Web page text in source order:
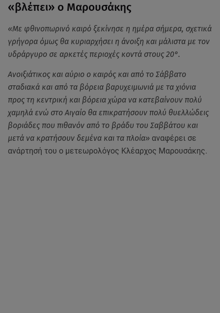
«βλέπει» ο Μαρουσάκης
«Με φθινοπωρινό καιρό ξεκίνησε η ημέρα σήμερα, σχετικά
γρήγορα όμως θα κυριαρχήσει η άνοιξη και μάλιστα με τον
υδράργυρο σε αρκετές περιοχές κοντά στους 20°.
Ανοιξιάτικος και αύριο ο καιρός και από το Σάββατο
σταδιακά και από τα βόρεια βαρυχειμωνιά με τα χιόνια
προς τη κεντρική και βόρεια χώρα να κατεβαίνουν πολύ
χαμηλά ενώ στο Αιγαίο θα επικρατήσουν πολύ θυελλώδεις
βοριάδες που πιθανόν από το βράδυ του Σαββάτου και
μετά να κρατήσουν δεμένα και τα πλοία» αναφέρει σε
ανάρτησή του ο μετεωρολόγος Κλέαρχος Μαρουσάκης.